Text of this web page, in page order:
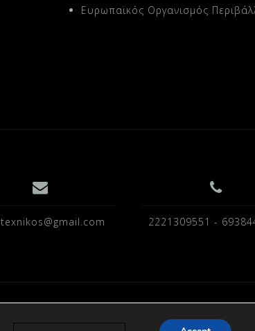
Ευρωπαϊκός Οργανισμός
2221309551 -
© 2023